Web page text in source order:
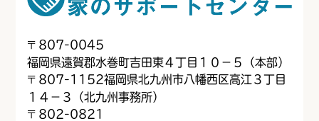
〒 807-0045
福岡県遠賀郡水巻町吉田東４丁目１０−５（本部）
〒 807-1152福岡県北九州市八幡西区高江３丁目
１４−３（北九州事務所）
〒 802-0821